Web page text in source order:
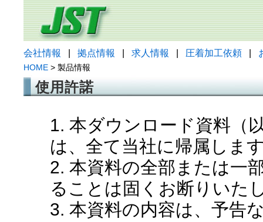
会社情報 拠点情報 求人情報 圧着加工依頼
HOME > 製品情報
使用許諾
1. 本ダウンロード資料（
は、全て当社に帰属しま
2. 本資料の全部または一
ることは固くお断りいた
3. 本資料の内容は、予告